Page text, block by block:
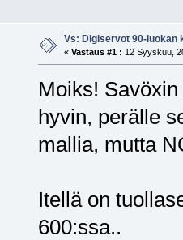
Vs: Digiservot 90-luokan
« Vastaus #1 : 12 Syyskuu,
Moiks!
hyvin, perälle
mallia, mutta
Itellä on
600:ssa..